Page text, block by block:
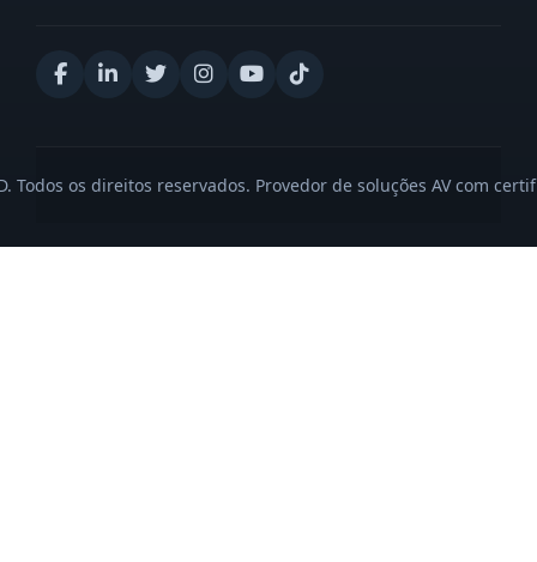
Todos os direitos reservados. Provedor de soluções AV com